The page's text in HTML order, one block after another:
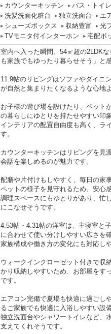
カウンターキッチン
バス・トイ
洗髪洗面化粧台
独立洗面台 エ
シューズボックス
収納豊富 光
TVモニタ付インターホン
宅配ボ
室内へ入った瞬間、54㎡超の2LDK
も家族でもゆったり暮らせそう」と
11.9帖のリビングはソファやダイニ
が自然と集まりたくなるような心地
お子様の遊び場を設けたり、ペット
の暮らしにゆとりを持たせやすい印
インテリアの配置自由度も高く、ラ
す。
カウンターキッチンはリビングを見
会話を楽しめるのが魅力です。
配膳や片付けもしやすく、毎日の家
ペットの様子を見守れるため、安心
調理スペースにもゆとりがあり、忙
にこなせそうです。
4.53帖・4.31帖の洋室は、主寝室と
に合わせて使い分けしやすい広さを確
家族構成や働き方の変化にも対応し
ウォークインクローゼット付きで収
かり収納しやすいため、お部屋をす
です。
エアコン完備で夏場も快適に過ごし
るご家族でも快適に入浴しやすい設備
独立洗面台やシャワートイレなど、
支えてくれそうです。